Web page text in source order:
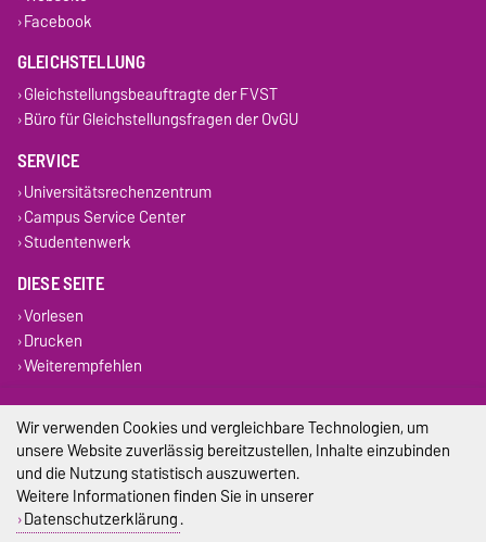
Facebook
GLEICHSTELLUNG
Gleichstellungsbeauftragte der FVST
Büro für Gleichstellungsfragen der OvGU
SERVICE
Universitätsrechenzentrum
Campus Service Center
Studentenwerk
DIESE SEITE
Vorlesen
Drucken
Weiterempfehlen
Impressum
Datenschutz
Barrierefreiheit
Wir verwenden Cookies und vergleichbare Technologien, um
unsere Website zuverlässig bereitzustellen, Inhalte einzubinden
und die Nutzung statistisch auszuwerten.
Weitere Informationen finden Sie in unserer
Datenschutzerklärung.